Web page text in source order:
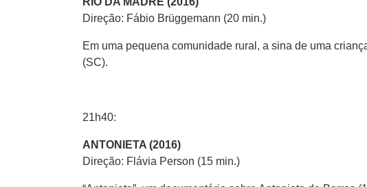
Direção: Fábio Brüggemann (20 min.)
Em uma pequena comunidade rural, a sina de uma
(SC).
21h40:
ANTONIETA (2016)
Direção: Flávia Person (15 min.)